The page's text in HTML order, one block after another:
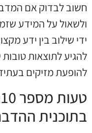
חשוב לבדוק אם
ולשאול על המידע
ידי שילוב בין ידע
להגיע לתוצאות טובות
להופעת מזיקים
בתוכנית